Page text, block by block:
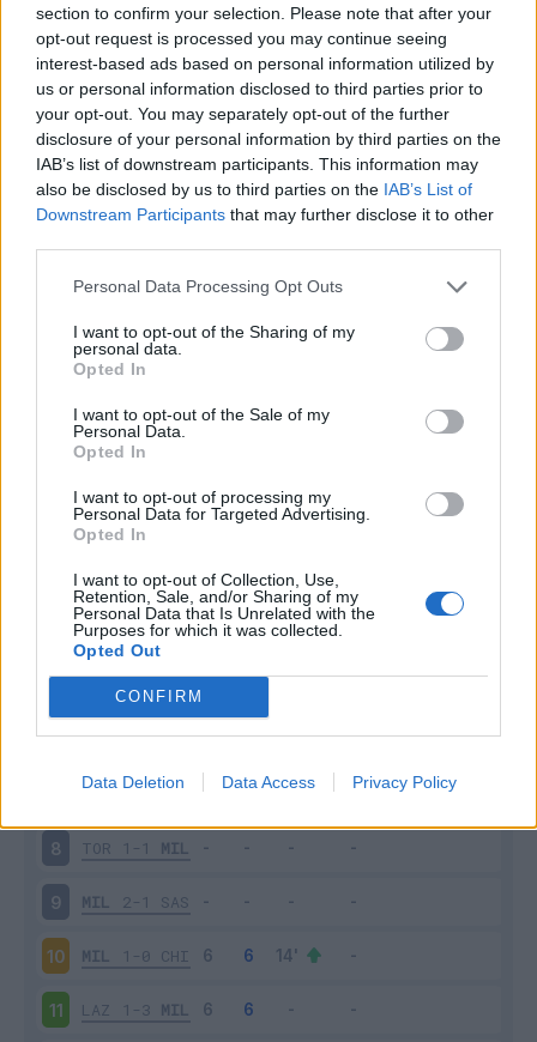
section to confirm your selection. Please note that after your
opt-out request is processed you may continue seeing
interest-based ads based on personal information utilized by
us or personal information disclosed to third parties prior to
your opt-out. You may separately opt-out of the further
disclosure of your personal information by third parties on the
IAB’s list of downstream participants. This information may
also be disclosed by us to third parties on the IAB’s List of
Downstream Participants that may further disclose it to other
Personal Data Processing Opt Outs
I want to opt-out of the Sharing of my
personal data.
Opted In
I want to opt-out of the Sale of my
Personal Data.
Opted In
I want to opt-out of processing my
Personal Data for Targeted Advertising.
Opted In
I want to opt-out of Collection, Use,
Retention, Sale, and/or Sharing of my
Personal Data that Is Unrelated with the
Purposes for which it was collected.
Opted Out
CONFIRM
Data Deletion Data Access Privacy Policy
1 - 2%
Squalificato 0 - 0%
Infortunato 0 - 0
Inutilizzato 16 - 42%
Scarica riepilogo
stagionale
Giornata Entrato Bonus/Malus
MIL 4-5 EMP
INT 2-1 MIL
MIL 3-2 PAL
2-3 MIL
6 GEN 1-0 MIL
MIL 0-4 NAP
8 TOR 1-1 MIL
9 MIL 2-1 SAS
10 MIL 1-0 CHI
11 LAZ 1-3 MIL